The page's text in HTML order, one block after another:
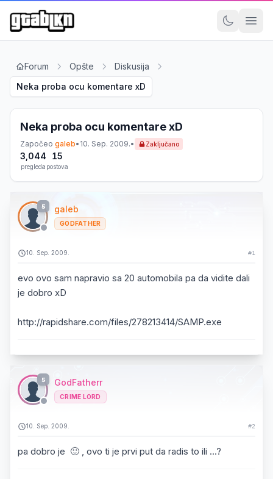
Forum Opšte
Diskusija
Neka proba ocu komentare xD
Neka proba ocu komentare xD
Započeo galeb• 10. Sep. 2009.• Zaključano
3,044
pregleda
15
postova
5 galeb
GODFATHER
10. Sep. 2009. #1
evo ovo sam napravio sa 20 automobila pa da vidite dali
je dobro xD
http://rapidshare.com/files/278213414/SAMP.exe
5 GodFatherr
CRIME LORD
10. Sep. 2009. #2
pa dobro je 🙂 , ovo ti je prvi put da radis to ili ...?